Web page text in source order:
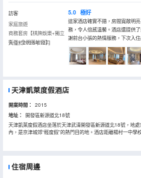
訪客
家庭旅遊
商務套房【棋牌娛樂+獨立
衞浴+全明落地窗】
入住於2025年12月
5.0 極好
這家酒店確實不錯，房間寬敞明
務，令人倍感温馨。酒店還提供
謝前台小張的熱情服務，下次入
天津凱萊度假酒店
開業時間： 2015
地址：
開發區新源道北18號
天津凱萊度假酒店坐落於天津武清開發區新源道北18號，地
內，是京津城郊“輕度假”的熱門目的地。酒店距離楊村一中
津城際高鐵武清站僅10分鐘車程，乘坐城際列車前往北京僅
40分鐘車程，跨城出行十分便捷。酒店整體建築面積達3.9萬
的會議與宴會設施，擁有可容納7000餘人的國際會議中心、
住宿周邊